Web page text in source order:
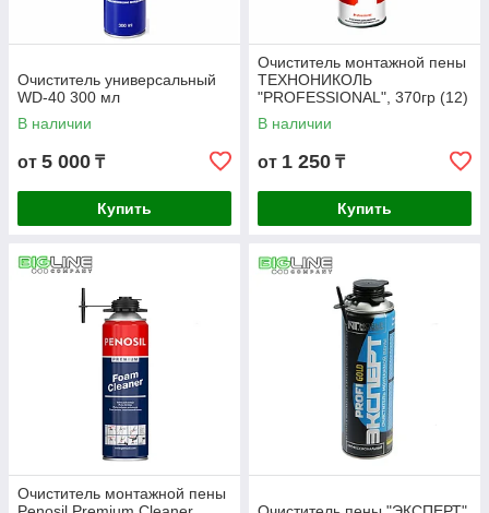
Очиститель универсальный
WD-40 300 мл
В наличии
от 5 000 ₸
Купить
Очиститель монтажной пены
ТЕХНОНИКОЛЬ
"PROFESSIONAL", 370гр (12)
В наличии
от 1 250 ₸
Купить
Очиститель монтажной пены